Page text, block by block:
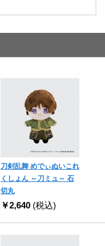
刀剣乱舞 めでぃぬいこれ
くしょん ～刀ミュ～ 石
切丸
￥2,640 (税込)